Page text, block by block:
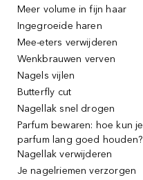
Meer volume in fijn haar
Ingegroeide haren
Mee-eters verwijderen
Wenkbrauwen verven
Nagels vijlen
Butterfly cut
Nagellak snel drogen
Parfum bewaren: hoe kun je
parfum lang goed houden?
Nagellak verwijderen
Je nagelriemen verzorgen